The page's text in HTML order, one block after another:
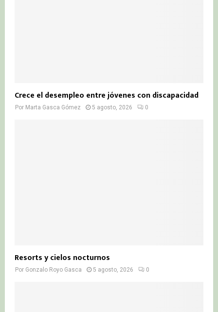
Crece el desempleo entre jóvenes con discapacidad
Por Marta Gasca Gómez 5 agosto, 2026 0
Resorts y cielos nocturnos
Por Gonzalo Royo Gasca 5 agosto, 2026 0